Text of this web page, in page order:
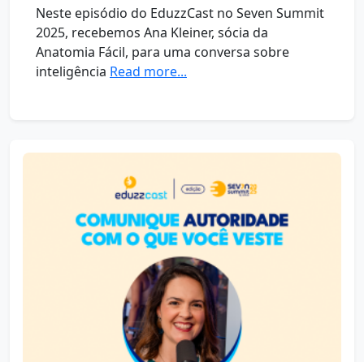
Neste episódio do EduzzCast no Seven Summit
2025, recebemos Ana Kleiner, sócia da
Anatomia Fácil, para uma conversa sobre
inteligência Read more...